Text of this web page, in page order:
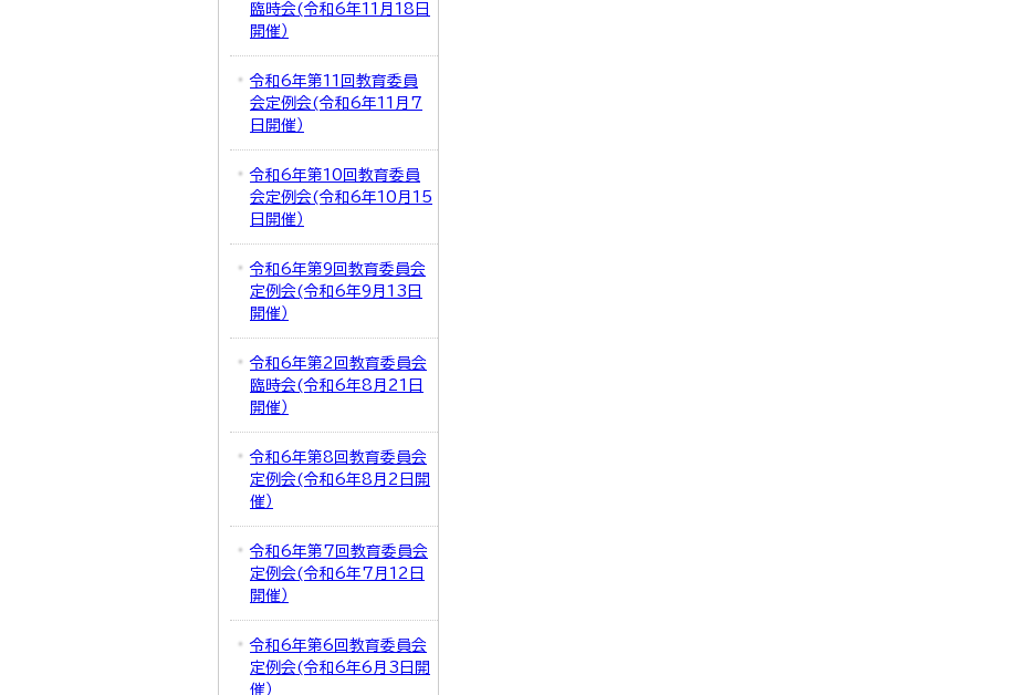
臨時会(令和6年11月18日
開催）
令和6年第11回教育委員
会定例会(令和6年11月7
日開催）
令和6年第10回教育委員
会定例会(令和6年10月15
日開催）
令和6年第9回教育委員会
定例会(令和6年9月13日
開催）
令和6年第2回教育委員会
臨時会(令和6年8月21日
開催）
令和6年第8回教育委員会
定例会(令和6年8月2日開
催）
令和6年第7回教育委員会
定例会(令和6年7月12日
開催）
令和6年第6回教育委員会
定例会(令和6年6月3日開
催）